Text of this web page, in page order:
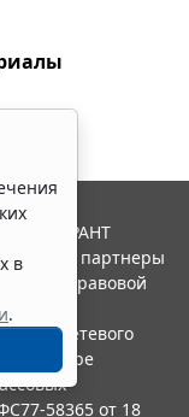
в
.
ГАРАНТ
и ее партнеры
правовой
сетевого
в сфере
58365 от 18